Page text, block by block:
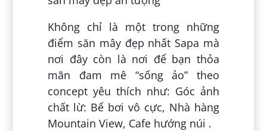
Không chỉ là một trong những
điểm săn mây đẹp nhất Sapa mà
nơi đây còn là nơi để bạn thỏa
mãn đam mê “sống ảo” theo
concept yêu thích như: Góc ảnh
chất lừ: Bể bơi vô cực, Nhà hàng
Mountain View, Cafe hướng núi .